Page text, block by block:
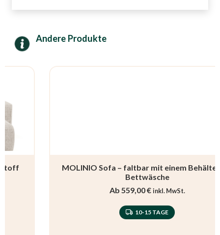
Andere Produkte
MOLINIO Sofa – faltbar mit einem Behälter für
Bettwäsche
559,00€ inkl. MwSt.
10-15 TAGE